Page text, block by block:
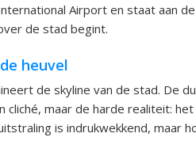
Airport en staat aan
de stad begint.
heuvel
de skyline van de stad. De
cliché, maar de harde realiteit:
is indrukwekkend, maar